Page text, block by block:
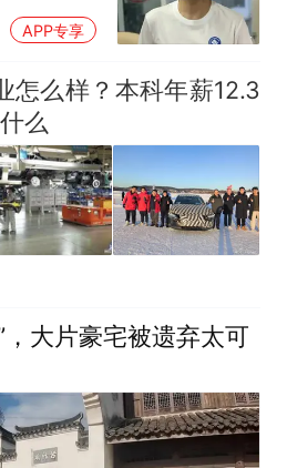
APP专享
怎么样？本科年薪12.3
么
，大片豪宅被遗弃太可